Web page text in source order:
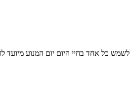
כל אחד בחיי היום יום המנוע מיועד